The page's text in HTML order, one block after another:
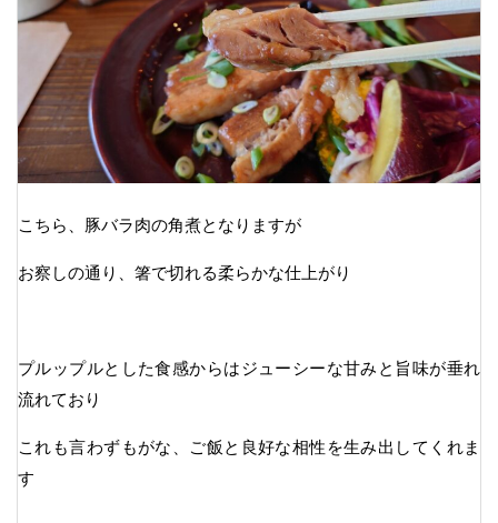
こちら、豚バラ肉の角煮となりますが
お察しの通り、箸で切れる柔らかな仕上がり
プルップルとした食感からはジューシーな甘みと旨味が垂れ
流れており
これも言わずもがな、ご飯と良好な相性を生み出してくれま
す